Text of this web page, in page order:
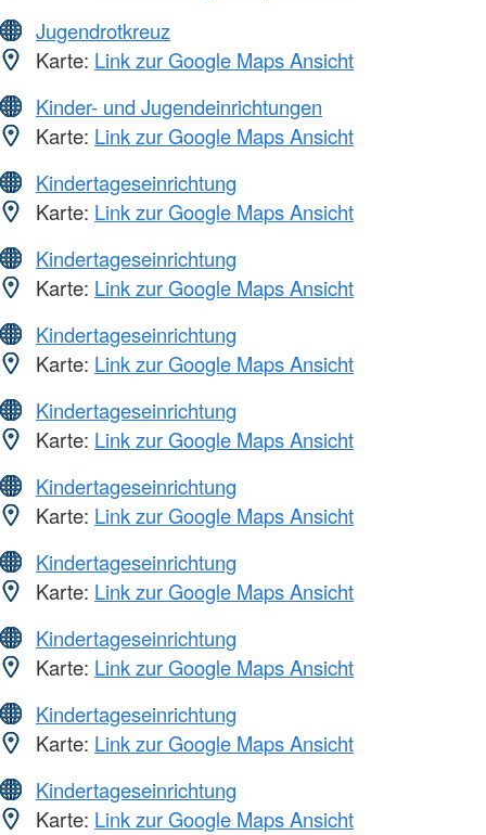
Jugendrotkreuz
Karte: Link zur Google Maps Ansicht
Kinder- und Jugendeinrichtungen
Karte: Link zur Google Maps Ansicht
Kindertageseinrichtung
Karte: Link zur Google Maps Ansicht
Kindertageseinrichtung
Karte: Link zur Google Maps Ansicht
Kindertageseinrichtung
Karte: Link zur Google Maps Ansicht
Kindertageseinrichtung
Karte: Link zur Google Maps Ansicht
Kindertageseinrichtung
Karte: Link zur Google Maps Ansicht
Kindertageseinrichtung
Karte: Link zur Google Maps Ansicht
Kindertageseinrichtung
Karte: Link zur Google Maps Ansicht
Kindertageseinrichtung
Karte: Link zur Google Maps Ansicht
Kindertageseinrichtung
Karte: Link zur Google Maps Ansicht